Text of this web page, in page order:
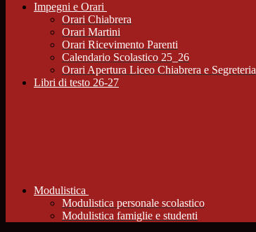
Impegni e Orari
Orari Chiabrera
Orari Martini
Orari Ricevimento Parenti
Calendario Scolastico 25_26
Orari Apertura Liceo Chiabrera e Segreteria
Libri di testo 26-27
Modulistica
Modulistica personale scolastico
Modulistica famiglie e studenti